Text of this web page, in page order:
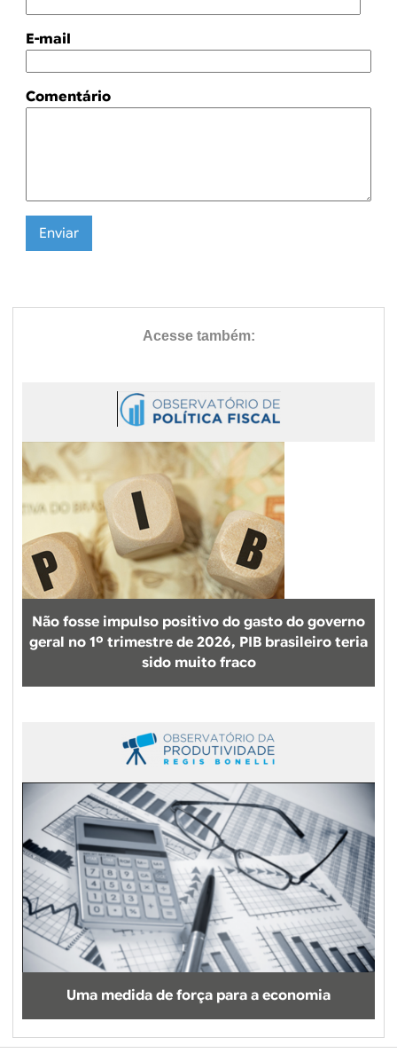
E-mail
Comentário
Não fosse impulso positivo do gasto do governo
geral no 1º trimestre de 2026, PIB brasileiro teria
sido muito fraco
Uma medida de força para a economia